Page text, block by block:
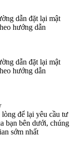
dẫn đặt lại mật
hướng dẫn
dẫn đặt lại mật
hướng dẫn
để lại yêu cầu tư
bạn bên dưới, chúng
sớm nhất